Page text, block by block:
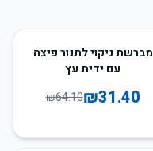
51
מברשת ניקוי לתנור פיצה
עם ידית עץ
₪31.40
₪64.10